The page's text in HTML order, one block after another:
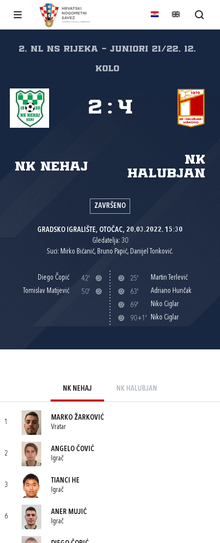
2. NL NS Rijeka - juniori 21/22, 12.
kolo
NK Nehaj
NK
Halubjan
2 : 4
ZAVRŠENO
GRADSKO IGRALIŠTE, OTOČAC, 20.03.2022. 15:30
Gledatelja: 30
Suci: Mirko Bićanić, Bruno Papić, Danijel Tonković.
Diego Čopić
42'
Tomislav Matijević
50'
25'
Martin Terlević
63'
Adriano Hunčak
69'
Niko Ciglar
90+1'
Niko Ciglar
NK NEHAJ NK HALUBJAN
1
MARKO ŽARKOVIĆ
Vratar
2
ANGELO ČOVIĆ
Igrač
3
TIANCI HE
Igrač
6
ANER MUJIĆ
Igrač